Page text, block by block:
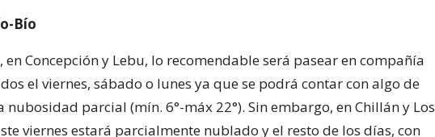
Bío
en Concepción y Lebu, lo recomendable será pasear en compañía
el viernes, sábado o lunes ya que se podrá contar con algo de
nubosidad parcial (mín. 6°-máx 22°). Sin embargo, en Chillán y Los
viernes estará parcialmente nublado y el resto de los días, con